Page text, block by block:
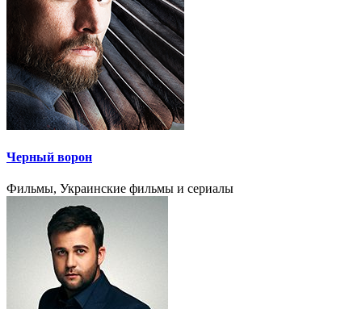
Черный ворон
Фильмы, Украинские фильмы и сериалы